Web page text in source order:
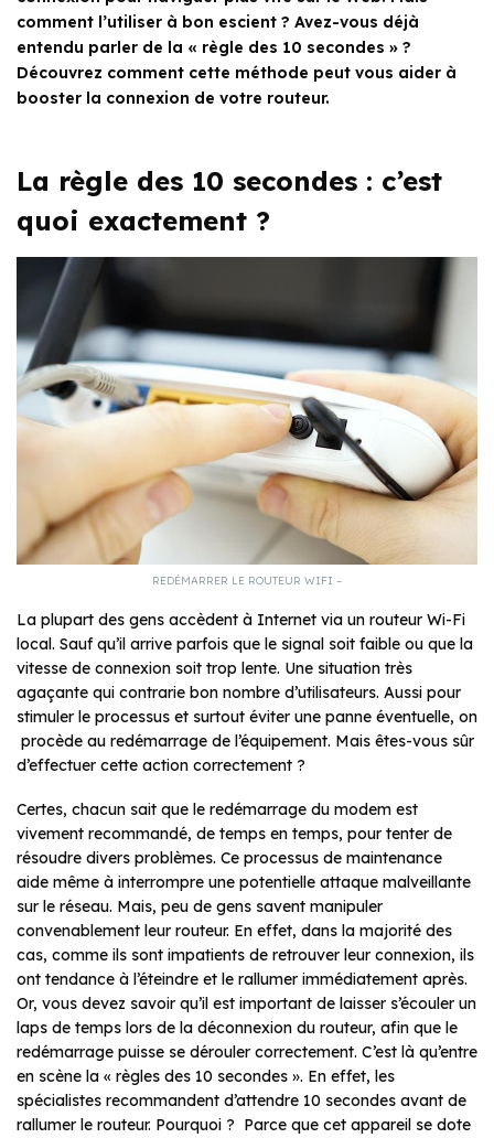
comment l’utiliser à bon escient ? Avez-vous déjà
entendu parler de la « règle des 10 secondes » ?
Découvrez comment cette méthode peut vous aider à
booster la connexion de votre routeur.
La règle des 10 secondes : c’est
quoi exactement ?
REDÉMARRER LE ROUTEUR WIFI –
La plupart des gens accèdent à Internet via un routeur Wi-Fi
local. Sauf qu’il arrive parfois que le signal soit faible ou que la
vitesse de connexion soit trop lente. Une situation très
agaçante qui contrarie bon nombre d’utilisateurs. Aussi pour
stimuler le processus et surtout éviter une panne éventuelle, on
procède au redémarrage de l’équipement. Mais êtes-vous sûr
d’effectuer cette action correctement ?
Certes, chacun sait que le redémarrage du modem est
vivement recommandé, de temps en temps, pour tenter de
résoudre divers problèmes. Ce processus de maintenance
aide même à interrompre une potentielle attaque malveillante
sur le réseau. Mais, peu de gens savent manipuler
convenablement leur routeur. En effet, dans la majorité des
cas, comme ils sont impatients de retrouver leur connexion, ils
ont tendance à l’éteindre et le rallumer immédiatement après.
Or, vous devez savoir qu’il est important de laisser s’écouler un
laps de temps lors de la déconnexion du routeur, afin que le
redémarrage puisse se dérouler correctement. C’est là qu’entre
en scène la « règles des 10 secondes ». En effet, les
spécialistes recommandent d’attendre 10 secondes avant de
rallumer le routeur. Pourquoi ? Parce que cet appareil se dote